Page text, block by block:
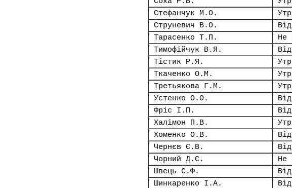
Стефанчук М.О.
Струневич В.О.
Тарасенко Т.П.
Не
Тимофійчук В.Я.
Тістик Р.Я.
Ткаченко О.М.
Третьякова Г.М.
Устенко О.О.
Фріс І.П.
Халімон П.В.
Хоменко О.В.
Чернєв Є.В.
Чорний Д.С.
Не
Швець С.Ф.
Шинкаренко І.А.